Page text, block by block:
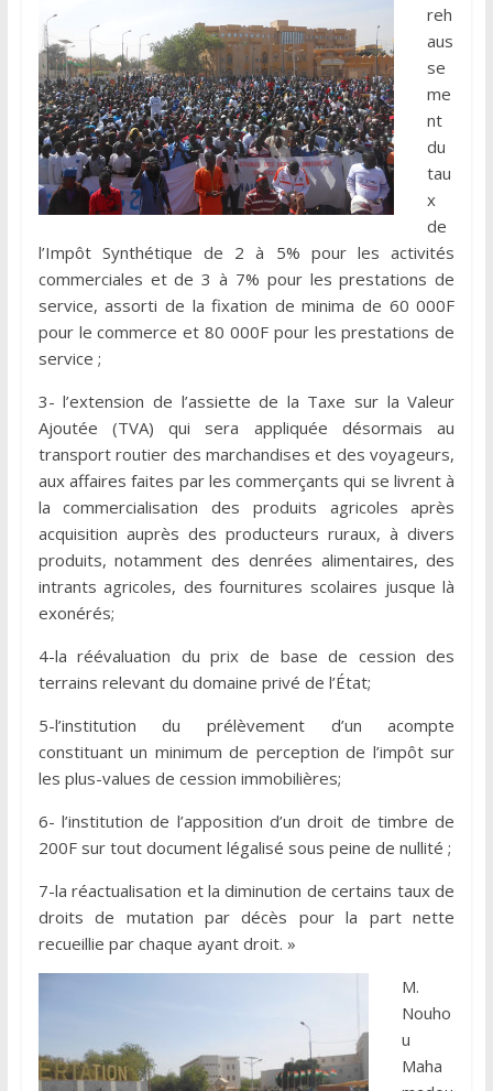
reh
aus
se
me
nt
du
tau
x
de
l’Impôt Synthétique de 2 à 5% pour les activités
commerciales et de 3 à 7% pour les prestations de
service, assorti de la fixation de minima de 60 000F
pour le commerce et 80 000F pour les prestations de
service ;
3- l’extension de l’assiette de la Taxe sur la Valeur
Ajoutée (TVA) qui sera appliquée désormais au
transport routier des marchandises et des voyageurs,
aux affaires faites par les commerçants qui se livrent à
la commercialisation des produits agricoles après
acquisition auprès des producteurs ruraux, à divers
produits, notamment des denrées alimentaires, des
intrants agricoles, des fournitures scolaires jusque là
exonérés;
4-la réévaluation du prix de base de cession des
terrains relevant du domaine privé de l’État;
5-l’institution du prélèvement d’un acompte
constituant un minimum de perception de l’impôt sur
les plus-values de cession immobilières;
6- l’institution de l’apposition d’un droit de timbre de
200F sur tout document légalisé sous peine de nullité ;
7-la réactualisation et la diminution de certains taux de
droits de mutation par décès pour la part nette
recueillie par chaque ayant droit. »
M.
Nouho
u
Maha